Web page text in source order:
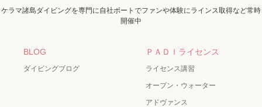
ケラマ諸島ダイビングを専門に自社ボートでファンや体験にラインス取得など常時
開催中
BLOG
ダイビングブログ
ＰＡＤＩライセンス
ライセンス講習
オープン・ウォーター
アドヴァンス